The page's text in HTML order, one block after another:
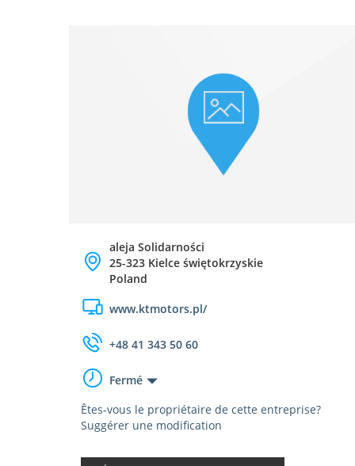
aleja Solidarności
25-323 Kielce świętokrzyskie
Poland
www.ktmotors.pl/
+48 41 343 50 60
Fermé
Êtes-vous le propriétaire de cette entreprise?
Suggérer une modification